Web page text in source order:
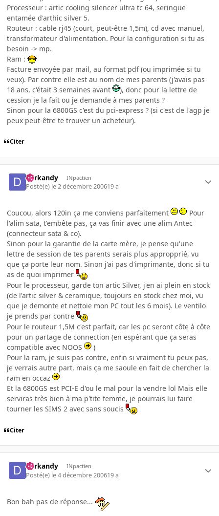
Processeur : artic cooling silencer ultra tc 64, seringue
entamée d'arthic silver 5.
Routeur : cable rj45 (court, peut-être 1,5m), cd avec manuel,
transformateur d'alimentation. Pour la configuration si tu as
besoin -> mp.
Ram :
Facture envoyée par mail, au format pdf (ou imprimée si tu
veux). Par contre elle est au nom de mes parents (j'avais pas
18 ans, c'était 3 semaines avant
), donc pour la lettre de
cession je la fait ou je demande à mes parents ?
Sinon pour la 6800GS c'est du pci-express ? (si c'est de l'agp je
peux peut-être te trouver un acheteur).
Citer
darkandy INpactien
Posté(e) le 2 décembre 200619 a
Coucou, alors 120in ça me conviens parfaitement
Pour
l'alim sata, t'embête pas, ça vas finir avec une alim Antec
(connecteur sata & co).
Sinon pour la garantie de la carte mère, je pense qu'une
lettre de session de tes parents serais plus appropprié, vu
que ça porte leur nom. Sinon j'ai pas d'imprimante, donc si tu
as de quoi imprimer
Pour le processeur, garde ton artic Silver, j'en ai plein en stock
(de l'artic silver & ceramique, toujours en stock chez moi, vu
que je demonte et nettoie mon PC tout les 6 mois). Le ventilo
je prends par contre
Pour le routeur 1,5M c'est parfait, car les pc seront côte à côte
pour un partage de connection (en espérant que ça seras
compatible avec NOOS
)
Pour la ram, je suis pas contre, enfin si vraiment tu peux pas,
je verrais autre part, mais ça me saoule en fait de chercher la
ram en occaz
Et la 6800GS est PCI-E d'ou le mal pour la vendre lol Mais elle
serviras très bien à ma p'tite femme, je pourrais lui faire
tourner les SIMS 2 avec sans soucis
Citer
darkandy INpactien
Posté(e) le 4 décembre 200619 a
Bon bah pas de réponse...